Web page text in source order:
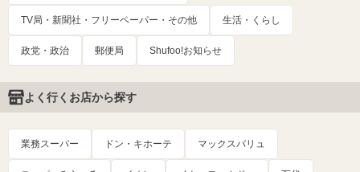
TV局・新聞社・フリーペーパー・その他 生活・くらし
政党・政治 郵便局 Shufoo!お知らせ
よく行くお店から探す
業務スーパー ドン・キホーテ マックスバリュ